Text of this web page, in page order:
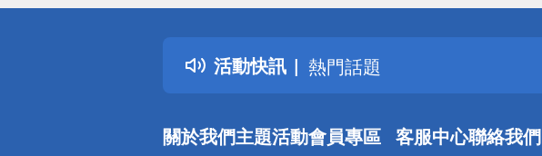
活動快訊
詐騙網頁！請小心！
得獎公告
熱門話題
銀行優惠
詐騙網頁！請小心！
關於我們主題活動會員專區 客服中心聯絡我們